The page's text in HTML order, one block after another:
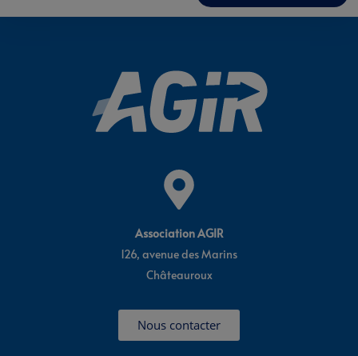
Association AGIR
126, avenue des Marins
Châteauroux
Nous contacter